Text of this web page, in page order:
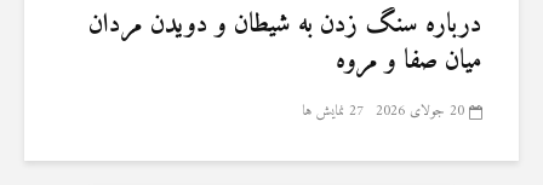
درباره سنگ زدن به شیطان و دویدن مردان
میان صفا و مروه
20 جولای 2026 27 نمایش ها